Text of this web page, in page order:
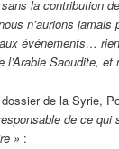
la contribution
n’aurions jamais
événements…
l’Arabie Saoudite,
de la Syrie,
de ce qui
» :